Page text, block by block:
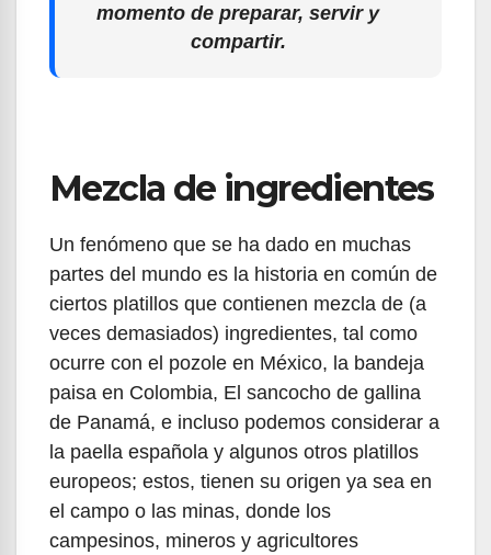
momento de preparar, servir y
compartir.
Mezcla de ingredientes
Un fenómeno que se ha dado en muchas
partes del mundo es la historia en común de
ciertos platillos que contienen mezcla de (a
veces demasiados) ingredientes, tal como
ocurre con el pozole en México, la bandeja
paisa en Colombia, El sancocho de gallina
de Panamá, e incluso podemos considerar a
la paella española y algunos otros platillos
europeos; estos, tienen su origen ya sea en
el campo o las minas, donde los
campesinos, mineros y agricultores